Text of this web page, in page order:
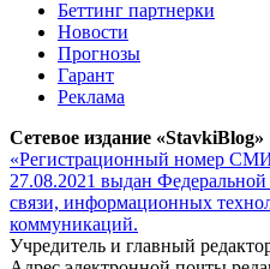
Беттинг партнерки
Новости
Прогнозы
Гарант
Реклама
Сетевое издание «StavkiBlog»
«Регистрационный номер
27.08.2021 выдан
связи, информационных
коммуникаций.
Учредитель и главный